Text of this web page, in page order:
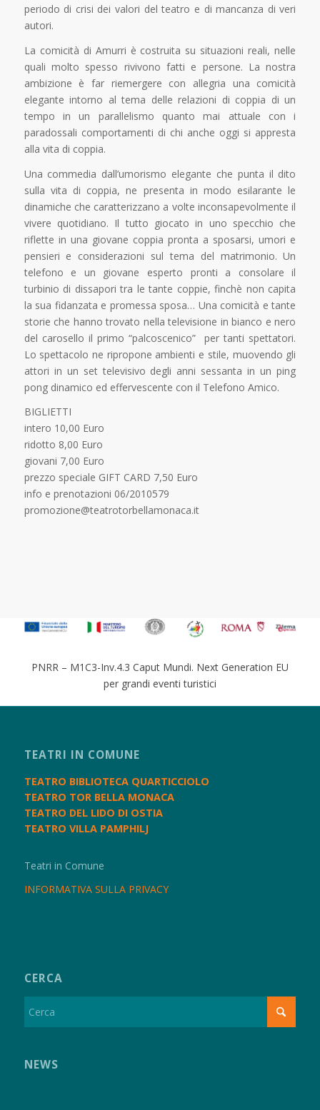
periodo di crisi dei valori del teatro e di mancanza di veri
autori.
La comicità di Amurri è costruita su situazioni reali, nelle
quali molto spesso rivivono fatti e persone. La nostra
ambizione è far riemergere con allegria una comicità
elegante intorno al tema delle relazioni di coppia di un
tempo in un parallelismo quanto mai attuale con i
paradossali comportamenti di chi anche oggi si appresta
alla vita di coppia.
Una commedia dall’umorismo elegante che punta il dito
sulla vita di coppia, ne presenta in modo esilarante le
dinamiche che caratterizzano a volte inconsapevolmente il
vivere quotidiano. Il tutto giocato in uno specchio che
riflette in una giovane coppia pronta a sposarsi, umori e
pensieri e considerazioni sul tema del matrimonio. Un
telefono e un giovane esperto pronti a consolare il
turbinio di dissapori tra le tante coppie, finchè non capita
la sua fidanzata e promessa sposa… Una comicità e tante
storie che hanno trovato nella televisione in bianco e nero
del carosello il primo “palcoscenico” per tanti spettatori.
Lo spettacolo ne ripropone ambienti e stile, muovendo gli
attori in un set televisivo degli anni sessanta in un ping
pong dinamico ed effervescente con il Telefono Amico.
BIGLIETTI
intero 10,00 Euro
ridotto 8,00 Euro
giovani 7,00 Euro
prezzo speciale GIFT CARD 7,50 Euro
info e prenotazioni 06/2010579
promozione@teatrotorbellamonaca.it
PNRR – M1C3-Inv.4.3 Caput Mundi. Next Generation EU
per grandi eventi turistici
TEATRI IN COMUNE
TEATRO BIBLIOTECA QUARTICCIOLO
TEATRO TOR BELLA MONACA
TEATRO DEL LIDO DI OSTIA
TEATRO VILLA PAMPHILJ
Teatri in Comune
INFORMATIVA SULLA PRIVACY
CERCA
NEWS